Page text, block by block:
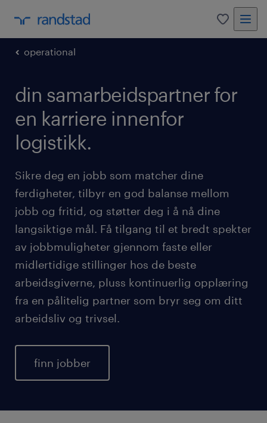
0
operational
din samarbeidspartner for
en karriere innenfor
logistikk.
Sikre deg en jobb som matcher dine
ferdigheter, tilbyr en god balanse mellom
jobb og fritid, og støtter deg i å nå dine
langsiktige mål. Få tilgang til et bredt spekter
av jobbmuligheter gjennom faste eller
midlertidige stillinger hos de beste
arbeidsgiverne, pluss kontinuerlig opplæring
fra en pålitelig partner som bryr seg om ditt
arbeidsliv og trivsel.
finn jobber